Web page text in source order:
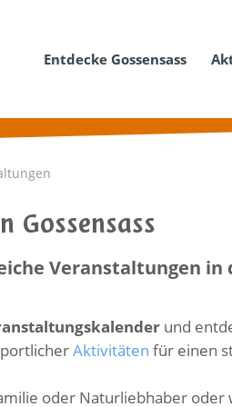
Entdecke Gossensass
Gossensass
Veranstaltungen in
und
Aktivitäten für einen
oder Naturliebhaber oder